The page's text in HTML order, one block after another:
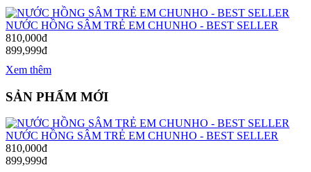
NƯỚC HỒNG SÂM TRẺ EM CHUNHO - BEST SELLER
810,000đ
899,999đ
Xem thêm
SẢN PHẨM MỚI
NƯỚC HỒNG SÂM TRẺ EM CHUNHO - BEST SELLER
810,000đ
899,999đ